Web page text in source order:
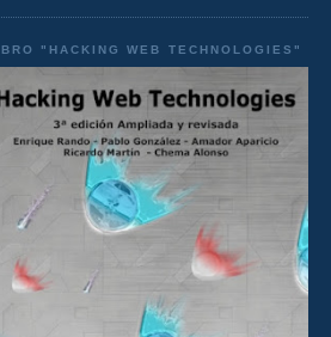
"HACKING WEB TECHNOLOGIES"